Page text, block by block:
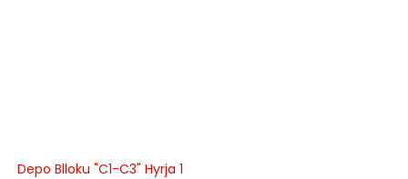
Depo Blloku "C1-C3" Hyrja 1